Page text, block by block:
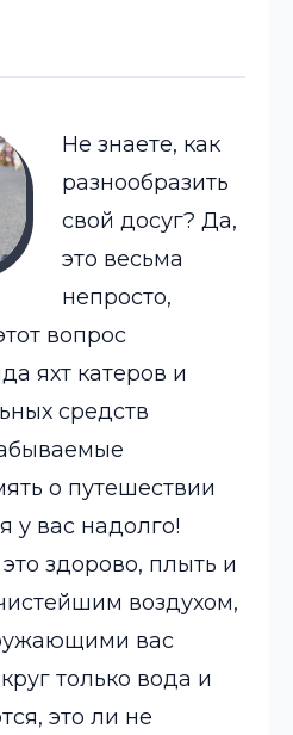
Не знаете, как
разнообразить
свой досуг? Да,
это весьма
непросто,
вопрос
яхт катеров и
средств
о путешествии
у вас надолго!
здорово, плыть и
воздухом,
вас
только вода и
это ли не